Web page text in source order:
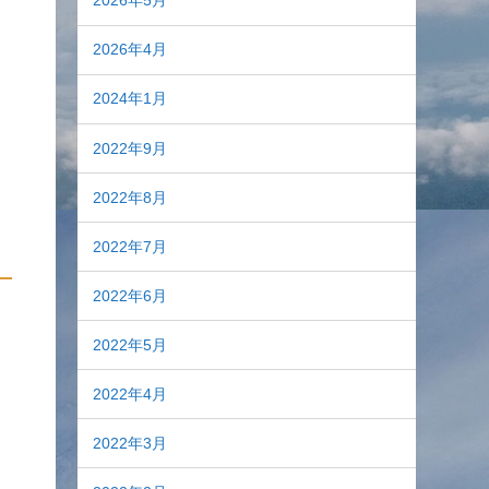
2026年4月
2024年1月
2022年9月
2022年8月
2022年7月
2022年6月
2022年5月
2022年4月
2022年3月